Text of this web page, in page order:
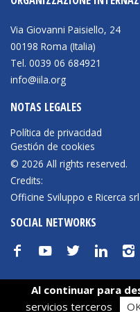
NEWSLETTER
Via Giovanni Paisiello, 24
00198 Roma (Italia)
Tel. 0039 06 684921
info@iila.org
NOTAS LEGALES
Política de privacidad
Gestión de cookies
© 2026 All rights reserved.
Credits:
Officine Sviluppo e Ricerca srl
SOCIAL NETWORKS
f y t n i
Sus opciones
Al continuar para
servicios terceros